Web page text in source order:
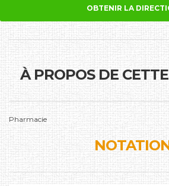
OBTENIR LA
À PROPOS DE
Pharmacie